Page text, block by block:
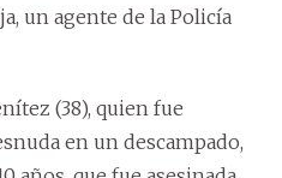
un agente de la Policía
(38), quien fue
en un descampado,